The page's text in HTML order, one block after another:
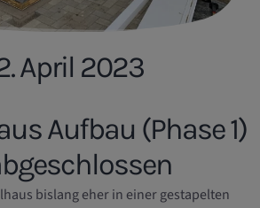
April 2023
Aufbau (Phase 1)
bislang eher in einer gestapelten